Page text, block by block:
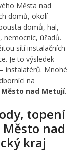
Města nad
domů, okolí
domů, hal,
nemocnic, úřadů.
sítí instalačních
Je to výsledek
– instalatérů. Mnohé
na
nad Metují.
topení
nad
kraj